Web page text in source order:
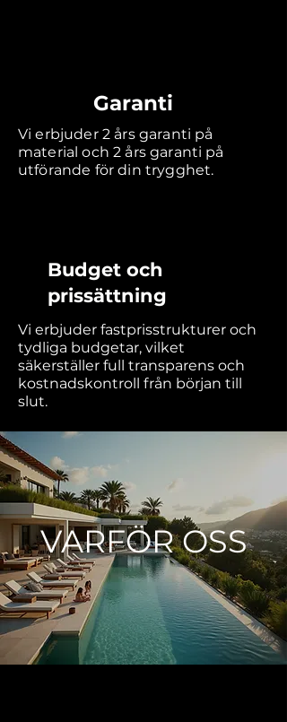
Garanti
Vi erbjuder 2 års garanti på
material och 2 års garanti på
utförande för din trygghet.
Budget och
prissättning
Vi erbjuder fastprisstrukturer och
tydliga budgetar, vilket
säkerställer full transparens och
kostnadskontroll från början till
slut.
VARFÖR OSS